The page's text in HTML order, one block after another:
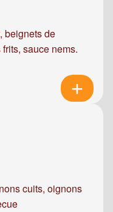
beignets de
sauce nems.
cuits, oignons